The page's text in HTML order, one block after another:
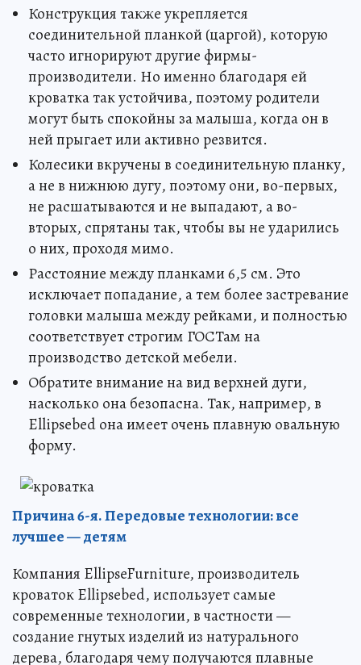
Конструкция также укрепляется
соединительной планкой (царгой), которую
часто игнорируют другие фирмы-
производители. Но именно благодаря ей
кроватка так устойчива, поэтому родители
могут быть спокойны за малыша, когда он в
ней прыгает или активно резвится.
Колесики вкручены в соединительную планку,
а не в нижнюю дугу, поэтому они, во-первых,
не расшатываются и не выпадают, а во-
вторых, спрятаны так, чтобы вы не ударились
о них, проходя мимо.
Расстояние между планками 6,5 см. Это
исключает попадание, а тем более застревание
головки малыша между рейками, и полностью
соответствует строгим ГОСТам на
производство детской мебели.
Обратите внимание на вид верхней дуги,
насколько она безопасна. Так, например, в
Ellipsebed она имеет очень плавную овальную
форму.
Причина 6-я. Передовые технологии: все
лучшее — детям
Компания EllipseFurniture, производитель
кроваток Ellipsebed, использует самые
современные технологии, в частности —
создание гнутых изделий из натурального
дерева, благодаря чему получаются плавные